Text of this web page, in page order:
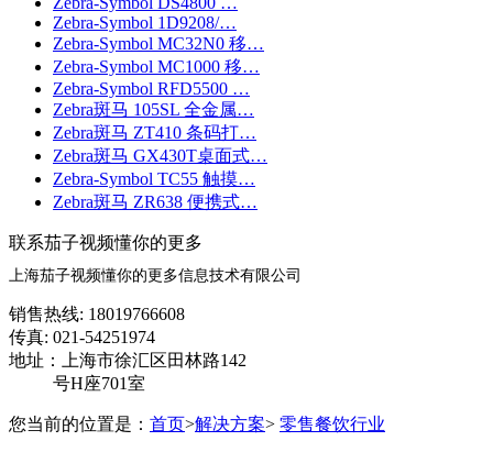
Zebra-Symbol 1D9208/…
Zebra-Symbol MC32N0 移…
Zebra-Symbol MC1000 移…
Zebra-Symbol RFD5500 …
Zebra斑马 105SL 全金属…
Zebra斑马 ZT410 条码打…
Zebra斑马 GX430T桌面式…
Zebra-Symbol TC55 触摸…
Zebra斑马 ZR638 便携式…
联系茄子视频懂你的更多
上海茄子视频懂你的更多信息技术有限公司
销售热线: 18019766608
传真: 021-54251974
地址：上海市徐汇区田林路142
号H座701室
您当前的位置是： 首页>解决方案> 零售餐饮行业